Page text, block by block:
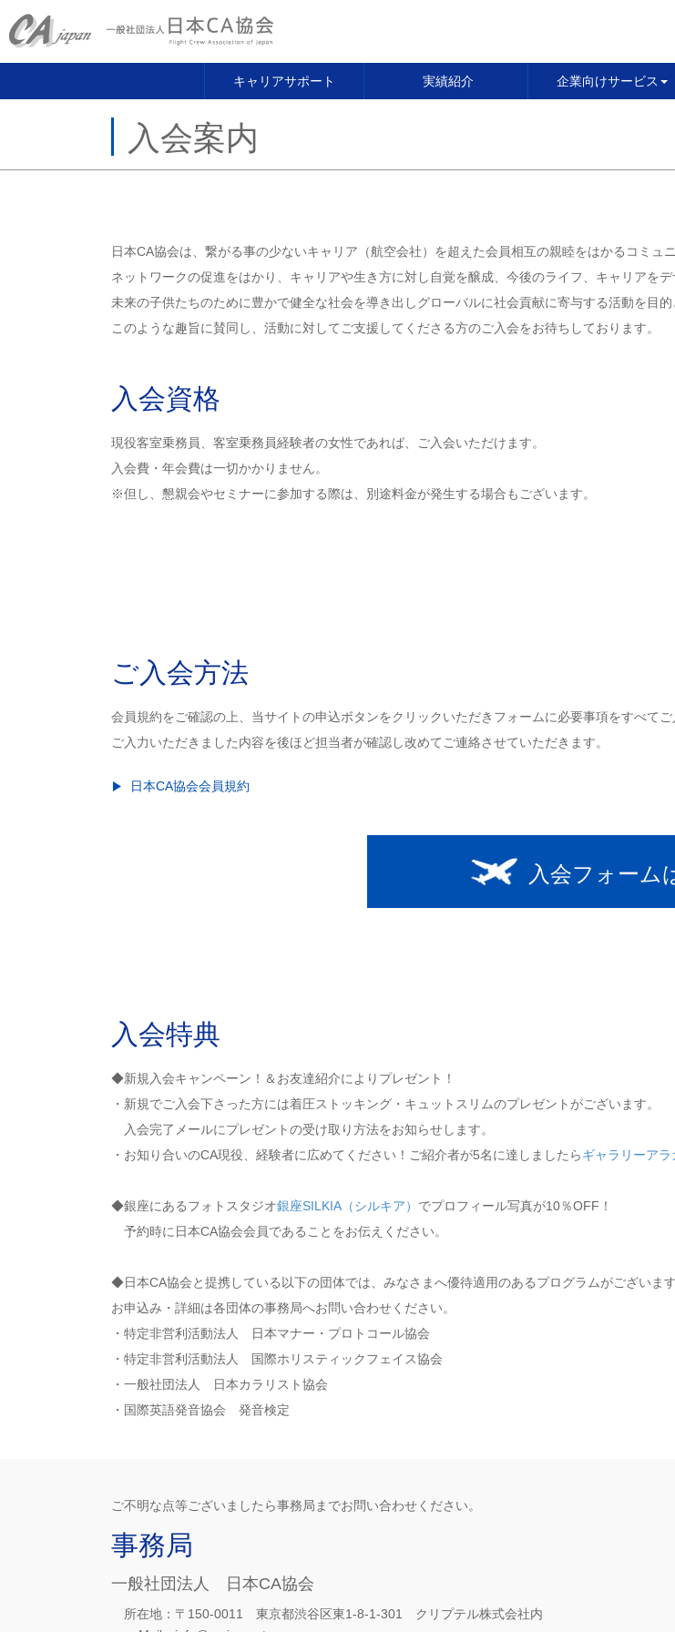
キャリアサポート 実績紹介 企業向けサービス
入会案内
日本CA協会は、繋がる事の少ないキャリア（航空会社）を超えた会員相互の親睦をはかるコミュニ
ネットワークの促進をはかり、キャリアや生き方に対し自覚を醸成、今後のライフ、キャリアをデ
未来の子供たちのために豊かで健全な社会を導き出しグローバルに社会貢献に寄与する活動を目的
このような趣旨に賛同し、活動に対してご支援してくださる方のご入会をお待ちしております。
入会資格
現役客室乗務員、客室乗務員経験者の女性であれば、ご入会いただけます。
入会費・年会費は一切かかりません。
※但し、懇親会やセミナーに参加する際は、別途料金が発生する場合もございます。
ご入会方法
会員規約をご確認の上、当サイトの申込ボタンをクリックいただきフォームに必要事項をすべてご
ご入力いただきました内容を後ほど担当者が確認し改めてご連絡させていただきます。
日本CA協会会員規約
入会フォーム
入会特典
◆新規入会キャンペーン！＆お友達紹介によりプレゼント！
・新規でご入会下さった方には着圧ストッキング・キュットスリムのプレゼントがございます。
入会完了メールにプレゼントの受け取り方法をお知らせします。
・お知り合いのCA現役、経験者に広めてください！ご紹介者が5名に達しましたらギャラリーアラ
◆銀座にあるフォトスタジオ銀座SILKIA（シルキア） でプロフィール写真が10％OFF！
予約時に日本CA協会会員であることをお伝えください。
◆日本CA協会と提携している以下の団体では、みなさまへ優待適用のあるプログラムがございます
お申込み・詳細は各団体の事務局へお問い合わせください。
・特定非営利活動法人 日本マナー・プロトコール協会
・特定非営利活動法人 国際ホリスティックフェイス協会
・一般社団法人 日本カラリスト協会
・国際英語発音協会 発音検定
ご不明な点等ございましたら事務局までお問い合わせください。
事務局
一般社団法人 日本CA協会
所在地： 〒150-0011 東京都渋谷区東1-8-1-301 クリプテル株式会社内